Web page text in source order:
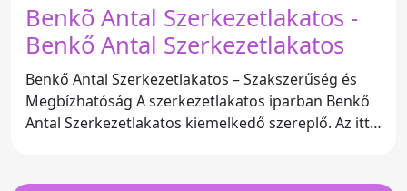
Benkõ Antal Szerkezetlakatos -
Benkő Antal Szerkezetlakatos
Benkő Antal Szerkezetlakatos – Szakszerűség és
Megbízhatóság A szerkezetlakatos iparban Benkő
Antal Szerkezetlakatos kiemelkedő szereplő. Az itt